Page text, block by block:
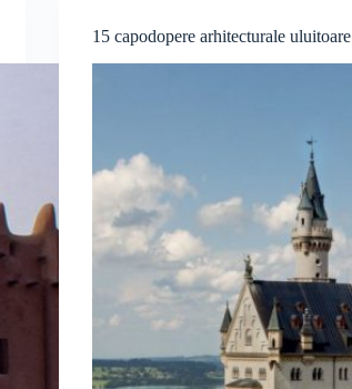
15 capodopere arhitecturale uluitoare